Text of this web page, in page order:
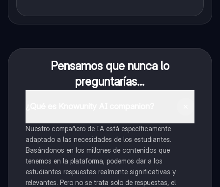
Pensamos que nunca lo
preguntarías...
Nuestro compañero de IA está específicamente
adaptado a las necesidades de los estudiantes.
Basándonos en los millones de contenidos que
tenemos en la plataforma, podemos dar a los
estudiantes respuestas realmente significativas y
relevantes. Pero no se trata solo de respuestas, el